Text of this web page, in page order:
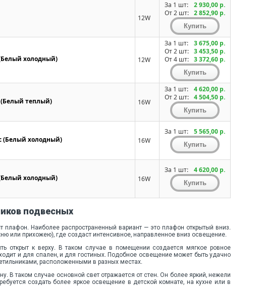
12W
За 1 шт:
2 930,00 р.
От 2 шт: 2 852,90 р.
холодный)
12W
За 1 шт:
3 675,00 р.
От 2 шт: 3 453,50 р.
От 4 шт: 3 372,60 р.
(Белый теплый)
16W
За 1 шт:
4 620,00 р.
От 2 шт: 4 504,50 р.
(Белый холодный)
16W
За 1 шт: 5 565,00 р.
холодный)
16W
За 1 шт: 4 620,00 р.
подвесных
плафон. Наиболее распространенный вариант — это плафон открытый вниз.
или прихожею), где создаст интенсивное, направленное вниз освещение.
открыт к верху. В таком случае в помещении создается мягкое ровное
и для спален, и для гостиных. Подобное освещение может быть удачно
расположенными в разных местах.
В таком случае основной свет отражается от стен. Он более яркий, нежели
создать более яркое освещение в детской комнате, на кухне или в